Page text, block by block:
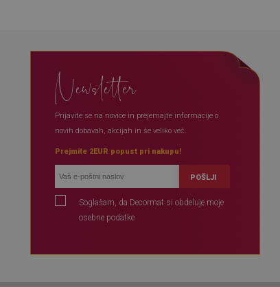
Newsletter
Prijavite se na novice in prejemajte informacije o
novih dobavah, akcijah in še veliko več.
Prejmite 2EUR popust pri nakupu!
POŠLJI
Soglašam, da Decormat.si obdeluje moje
osebne podatke